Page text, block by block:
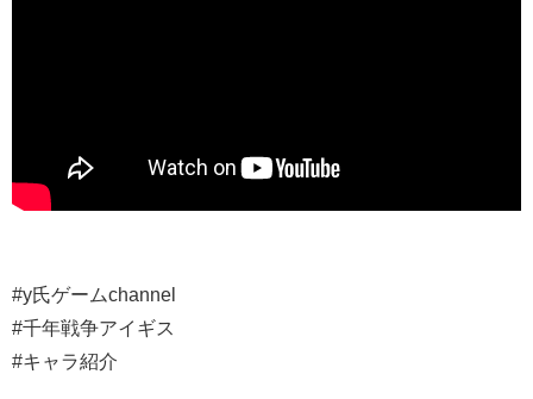
#y氏ゲームchannel
#千年戦争アイギス
#キャラ紹介